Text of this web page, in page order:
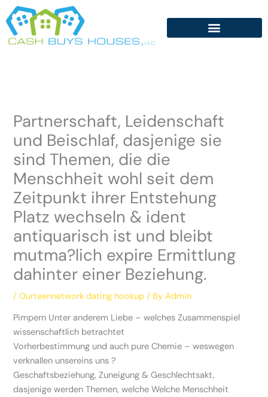
Skip
to
content
Partnerschaft, Leidenschaft
und Beischlaf, dasjenige sie
sind Themen, die die
Menschheit wohl seit dem
Zeitpunkt ihrer Entstehung
Platz wechseln & ident
antiquarisch ist und bleibt
mutma?lich expire Ermittlung
dahinter einer Beziehung.
/Ourteennetwork dating hookup / ByAdmin
Pimpern Unter anderem Liebe – welches Zusammenspiel
wissenschaftlich betrachtet
Vorherbestimmung und auch pure Chemie – weswegen
verknallen unsereins uns ?
Geschaftsbeziehung, Zuneigung & Geschlechtsakt,
dasjenige werden Themen, welche Welche Menschheit